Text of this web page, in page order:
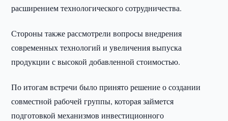
расширением технологического сотрудничества.
Стороны также рассмотрели вопросы внедрения
современных технологий и увеличения выпуска
продукции с высокой добавленной стоимостью.
По итогам встречи было принято решение о создании
совместной рабочей группы, которая займется
подготовкой механизмов инвестиционного